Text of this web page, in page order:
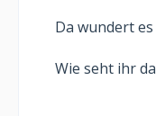
Da wundert
Wie seht ihr